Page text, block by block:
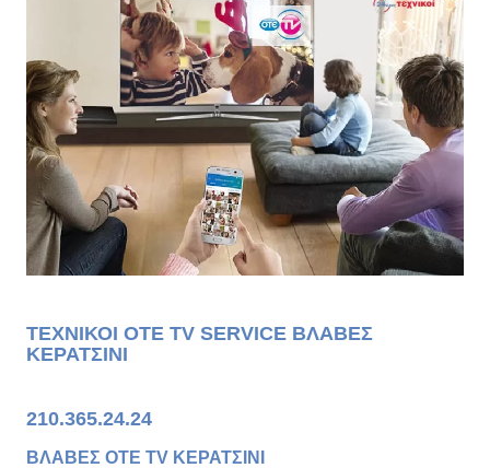
ΤΕΧΝΙΚΟΙ OTE TV SERVICE ΒΛΑΒΕΣ
ΚΕΡΑΤΣΙΝΙ
210.365.24.24
ΒΛΑΒΕΣ OTE TV ΚΕΡΑΤΣΙΝΙ